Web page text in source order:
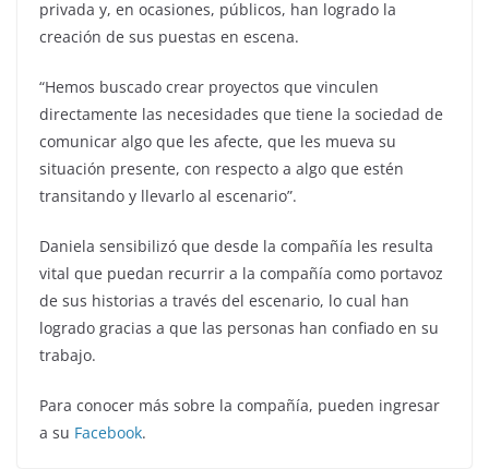
privada y, en ocasiones, públicos, han logrado la
creación de sus puestas en escena.
“Hemos buscado crear proyectos que vinculen
directamente las necesidades que tiene la sociedad de
comunicar algo que les afecte, que les mueva su
situación presente, con respecto a algo que estén
transitando y llevarlo al escenario”.
Daniela sensibilizó que desde la compañía les resulta
vital que puedan recurrir a la compañía como portavoz
de sus historias a través del escenario, lo cual han
logrado gracias a que las personas han confiado en su
trabajo.
Para conocer más sobre la compañía, pueden ingresar
a su Facebook.